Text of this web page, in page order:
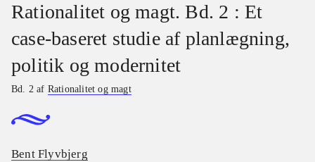
Rationalitet og magt. Bd. 2 : Et
case-baseret studie af planlægning,
politik og modernitet
Bd. 2 af Rationalitet og magt
Bent Flyvbjerg